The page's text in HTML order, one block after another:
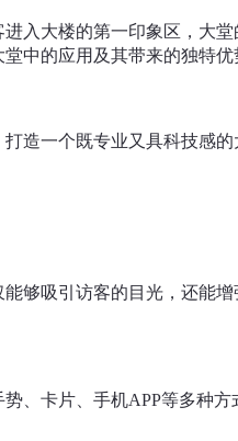
入大楼的第一印象区，大
中的应用及其带来的独特优
造一个既专业又具科技感
够吸引访客的目光，还能
卡片、手机APP等多种